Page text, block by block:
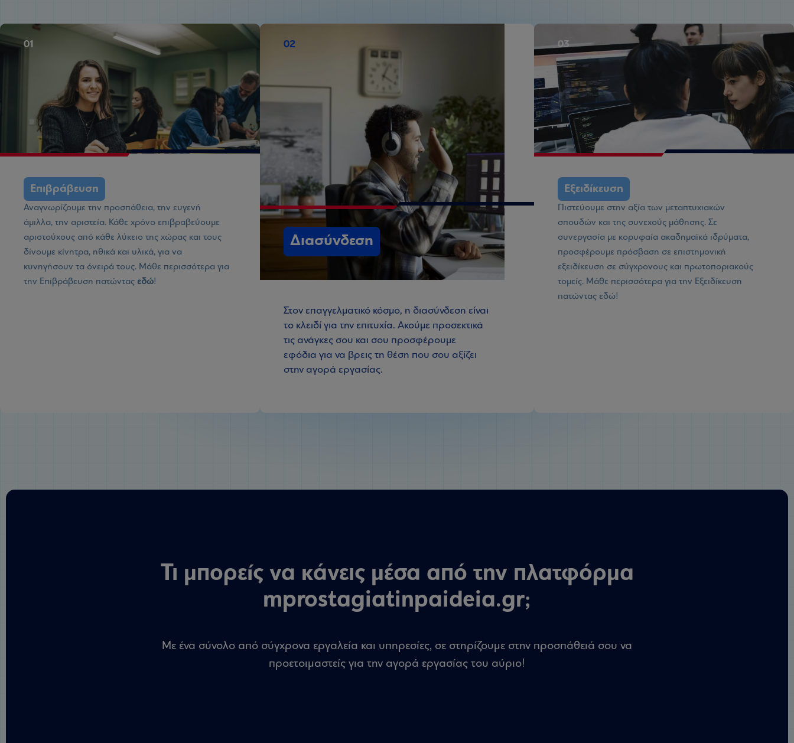
01
Επιβράβευση
Αναγνωρίζουμε την προσπάθεια, την ευγενή
άμιλλα, την αριστεία. Κάθε χρόνο επιβραβεύουμε
αριστούχους από κάθε λύκειο της χώρας και τους
δίνουμε κίνητρα, ηθικά και υλικά, για να
κυνηγήσουν τα όνειρά τους. Mάθε περισσότερα για
την Επιβράβευση πατώντας εδώ!
Διασύνδεση
02
Στον επαγγελματικό κόσμο, η διασύνδεση είναι
το κλειδί για την επιτυχία. Ακούμε προσεκτικά
τις ανάγκες σου και σου προσφέρουμε
εφόδια για να βρεις τη θέση που σου αξίζει
στην αγορά εργασίας.
03
Εξειδίκευση
Πιστεύουμε στην αξία των μεταπτυχιακών
σπουδών και της συνεχούς μάθησης. Σε
συνεργασία με κορυφαία ακαδημαϊκά ιδρύματα,
προσφέρουμε πρόσβαση σε επιστημονική
εξειδίκευση σε σύγχρονους και πρωτοποριακούς
τομείς. Mάθε περισσότερα για την Εξειδίκευση
πατώντας εδώ!
Τι μπορείς να κάνεις μέσα από την πλατφόρμα
mprostagiatinpaideia.gr;
Με ένα σύνολο από σύγχρονα εργαλεία και υπηρεσίες, σε στηρίζουμε στην προσπάθειά σου να
προετοιμαστείς για την αγορά εργασίας του αύριο!